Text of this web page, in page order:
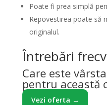
Poate fi prea simplă
Repovestirea poate să
originalul.
Întrebări
Care este
pentru această
Vezi oferta →